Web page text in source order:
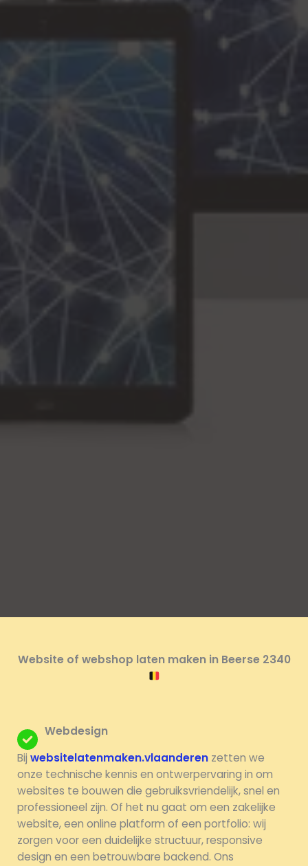
Website of webshop laten maken in Beerse 2340
Webdesign
Bij websitelatenmaken.vlaanderen zetten we
onze technische kennis en ontwerpervaring in om
websites te bouwen die gebruiksvriendelijk, snel en
professioneel zijn. Of het nu gaat om een zakelijke
website, een online platform of een portfolio: wij
zorgen voor een duidelijke structuur, responsive
design en een betrouwbare backend. Ons